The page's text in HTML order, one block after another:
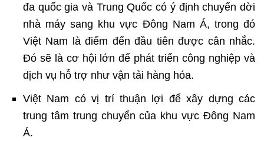
đa quốc gia và Trung Quốc có ý định chuyển dời
nhà máy sang khu vực Đông Nam Á, trong đó
Việt Nam là điểm đến đầu tiên được cân nhắc.
Đó sẽ là cơ hội lớn để phát triển công nghiệp và
dịch vụ hỗ trợ như vận tải hàng hóa.
Việt Nam có vị trí thuận lợi để xây dựng các
trung tâm trung chuyển của khu vực Đông Nam
Á.